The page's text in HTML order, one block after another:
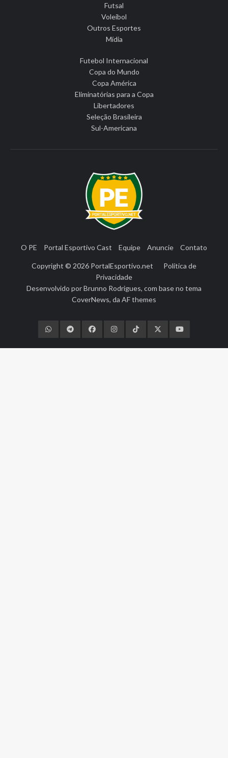
Futsal
Voleibol
Outros Esportes
Mídia
Futebol Internacional
Copa do Mundo
Copa América
Eliminatórias para a Copa
Libertadores
Seleção Brasileira
Sul-Americana
O PE Portal Esportivo Cast Equipe Anuncie Contato
Copyright © 2026 PortalEsportivo.net
Política de
Privacidade
Desenvolvido porBrunno Rodrigues, com base no tema
CoverNews, da AF themes